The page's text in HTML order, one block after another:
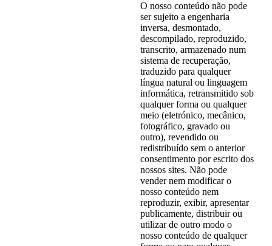
O nosso conteúdo não pode
ser sujeito a engenharia
inversa, desmontado,
descompilado, reproduzido,
transcrito, armazenado num
sistema de recuperação,
traduzido para qualquer
língua natural ou linguagem
informática, retransmitido sob
qualquer forma ou qualquer
meio (eletrónico, mecânico,
fotográfico, gravado ou
outro), revendido ou
redistribuído sem o anterior
consentimento por escrito dos
nossos sites. Não pode
vender nem modificar o
nosso conteúdo nem
reproduzir, exibir, apresentar
publicamente, distribuir ou
utilizar de outro modo o
nosso conteúdo de qualquer